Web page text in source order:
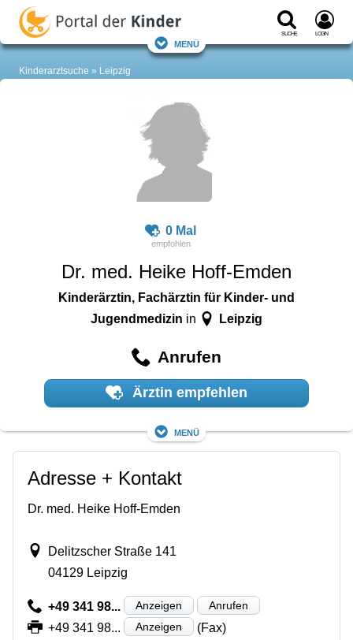
Suche Login
Menü
Kinderarztsuche Leipzig
0 Mal
Dr. med. Heike Hoff-Emden
Kinderärztin, Fachärztin für Kinder- und
Jugendmedizin in Leipzig
Anrufen
Ärztin empfehlen
Menü
Adresse + Kontakt
Dr. med. Heike Hoff-Emden
Delitzscher Straße 141
04129 Leipzig
+49 341 98... Anzeigen Anrufen
+49 341 98... Anzeigen (Fax)